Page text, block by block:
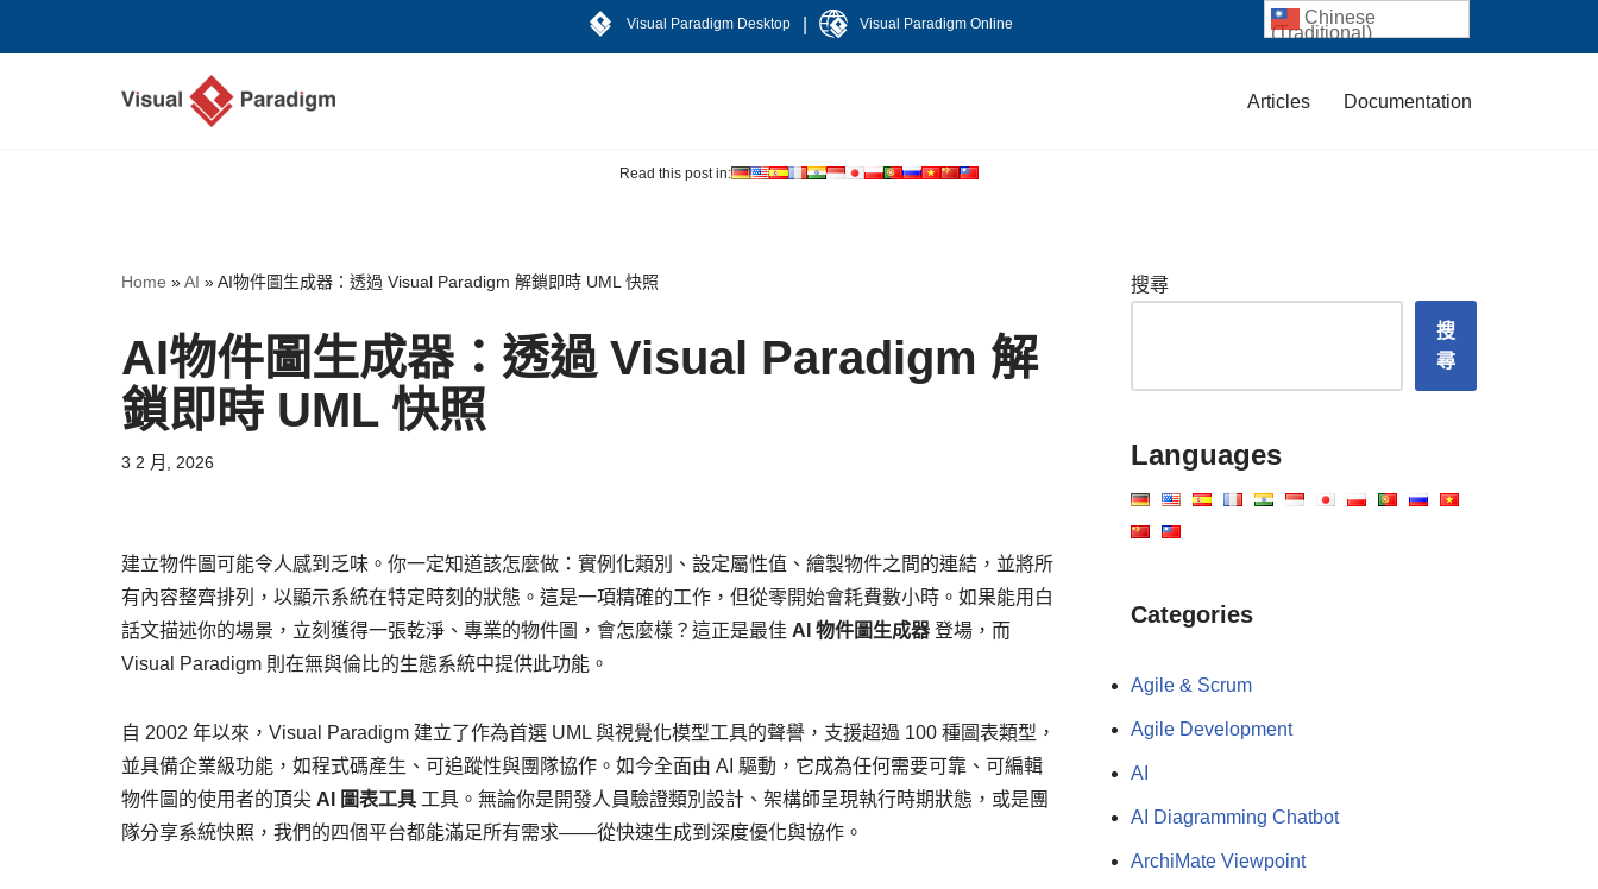
Visual Paradigm Desktop Visual Paradigm Online
Articles Documentation
Read this post in:
Home »AI »AI物件圖生成器：透過 Visual Paradigm 解鎖即時 UML 快照
AI物件圖生成器：透過 Visual Paradigm 解
鎖即時 UML 快照
3 2 月, 2026
建立物件圖可能令人感到乏味。你一定知道該怎麼做：實例化類別、設定屬性值、繪製物件之間的連結，並將所
有內容整齊排列，以顯示系統在特定時刻的狀態。這是一項精確的工作，但從零開始會耗費數小時。如果能用白
話文描述你的場景，立刻獲得一張乾淨、專業的物件圖，會怎麼樣？這正是最佳 AI 物件圖生成器 登場，而
Visual Paradigm 則在無與倫比的生態系統中提供此功能。
自 2002 年以來，Visual Paradigm 建立了作為首選 UML 與視覺化模型工具的聲譽，支援超過 100 種圖表類型，
並具備企業級功能，如程式碼產生、可追蹤性與團隊協作。如今全面由 AI 驅動，它成為任何需要可靠、可編輯
物件圖的使用者的頂尖 AI 圖表工具 工具。無論你是開發人員驗證類別設計、架構師呈現執行時期狀態，或是團
隊分享系統快照，我們的四個平台都能滿足所有需求——從快速生成到深度優化與協作。
搜尋
搜
尋
Languages
Categories
Agile & Scrum
Agile Development
AI
AI Diagramming Chatbot
ArchiMate Viewpoint
Chinese
(Traditional)